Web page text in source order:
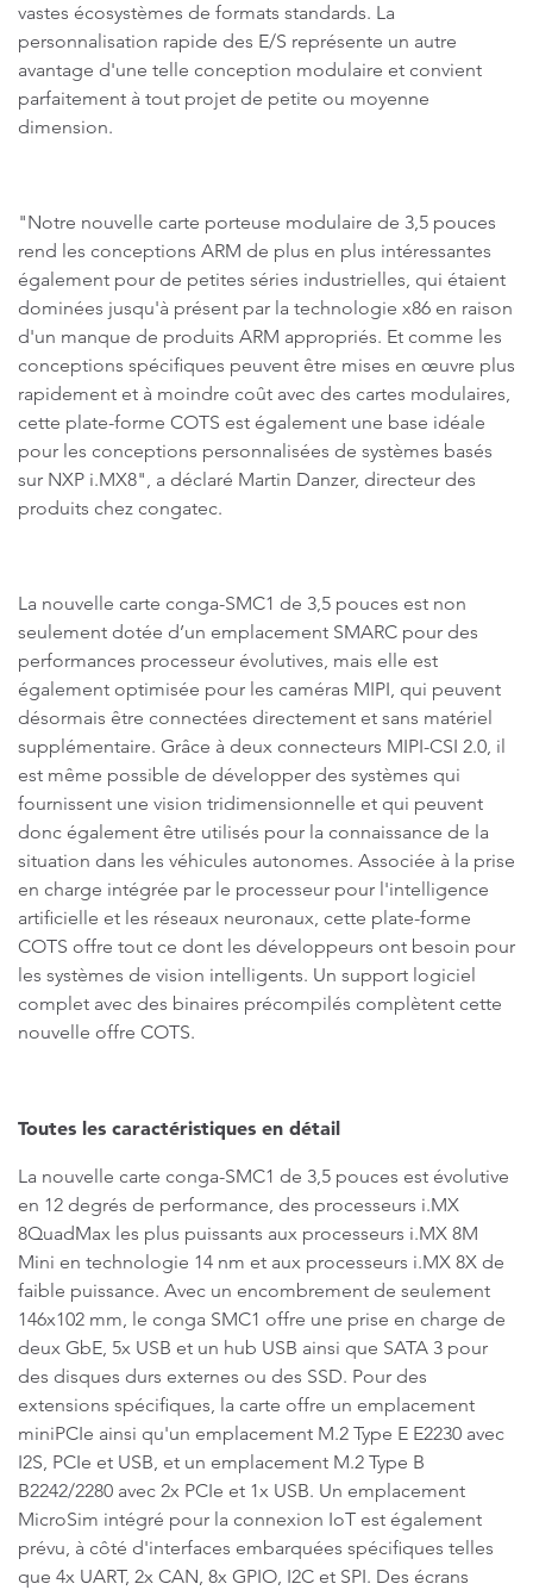
vastes écosystèmes de formats standards. La
personnalisation rapide des E/S représente un autre
avantage d'une telle conception modulaire et convient
parfaitement à tout projet de petite ou moyenne
dimension.
"Notre nouvelle carte porteuse modulaire de 3,5 pouces
rend les conceptions ARM de plus en plus intéressantes
également pour de petites séries industrielles, qui étaient
dominées jusqu'à présent par la technologie x86 en raison
d'un manque de produits ARM appropriés. Et comme les
conceptions spécifiques peuvent être mises en œuvre plus
rapidement et à moindre coût avec des cartes modulaires,
cette plate-forme COTS est également une base idéale
pour les conceptions personnalisées de systèmes basés
sur NXP i.MX8", a déclaré Martin Danzer, directeur des
produits chez congatec.
La nouvelle carte conga-SMC1 de 3,5 pouces est non
seulement dotée d’un emplacement SMARC pour des
performances processeur évolutives, mais elle est
également optimisée pour les caméras MIPI, qui peuvent
désormais être connectées directement et sans matériel
supplémentaire. Grâce à deux connecteurs MIPI-CSI 2.0, il
est même possible de développer des systèmes qui
fournissent une vision tridimensionnelle et qui peuvent
donc également être utilisés pour la connaissance de la
situation dans les véhicules autonomes. Associée à la prise
en charge intégrée par le processeur pour l'intelligence
artificielle et les réseaux neuronaux, cette plate-forme
COTS offre tout ce dont les développeurs ont besoin pour
les systèmes de vision intelligents. Un support logiciel
complet avec des binaires précompilés complètent cette
nouvelle offre COTS.
Toutes les caractéristiques en détail
La nouvelle carte conga-SMC1 de 3,5 pouces est évolutive
en 12 degrés de performance, des processeurs i.MX
8QuadMax les plus puissants aux processeurs i.MX 8M
Mini en technologie 14 nm et aux processeurs i.MX 8X de
faible puissance. Avec un encombrement de seulement
146x102 mm, le conga SMC1 offre une prise en charge de
deux GbE, 5x USB et un hub USB ainsi que SATA 3 pour
des disques durs externes ou des SSD. Pour des
extensions spécifiques, la carte offre un emplacement
miniPCIe ainsi qu'un emplacement M.2 Type E E2230 avec
I2S, PCIe et USB, et un emplacement M.2 Type B
B2242/2280 avec 2x PCIe et 1x USB. Un emplacement
MicroSim intégré pour la connexion IoT est également
prévu, à côté d'interfaces embarquées spécifiques telles
que 4x UART, 2x CAN, 8x GPIO, I2C et SPI. Des écrans